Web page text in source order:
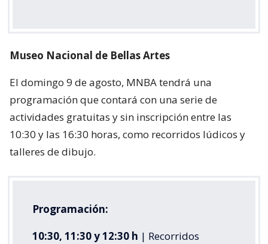
Museo Nacional de Bellas Artes
El domingo 9 de agosto, MNBA tendrá una
programación que contará con una serie de
actividades gratuitas y sin inscripción entre las
10:30 y las 16:30 horas, como recorridos lúdicos y
talleres de dibujo.
Programación:
10:30, 11:30 y 12:30 h | Recorridos